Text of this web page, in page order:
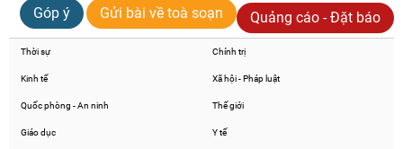
Góp ý
Gửi bài về toà soạn Quảng cáo - Đặt báo
Thời sự Chính trị
Kinh tế Xã hội - Pháp luật
Quốc phòng - An ninh Thế giới
Giáo dục Y tế